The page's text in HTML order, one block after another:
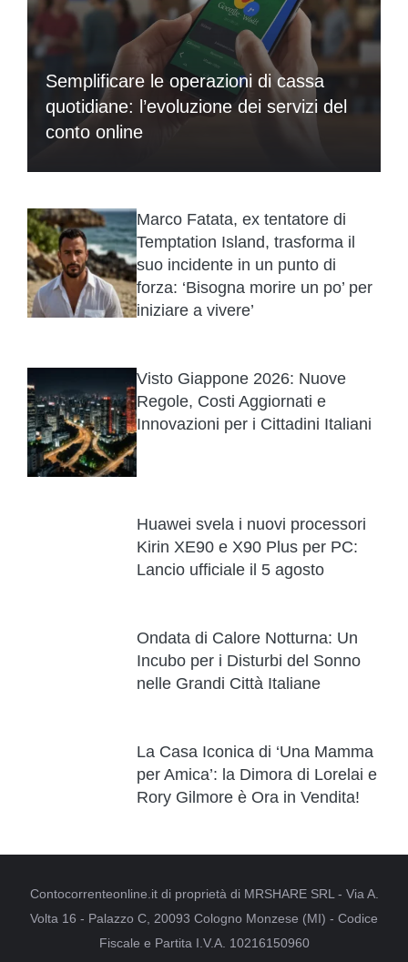
Semplificare le operazioni di cassa
quotidiane: l’evoluzione dei servizi del
conto online
Marco Fatata, ex tentatore di
Temptation Island, trasforma il
suo incidente in un punto di
forza: ‘Bisogna morire un po’ per
iniziare a vivere’
Visto Giappone 2026: Nuove
Regole, Costi Aggiornati e
Innovazioni per i Cittadini Italiani
Huawei svela i nuovi processori
Kirin XE90 e X90 Plus per PC:
Lancio ufficiale il 5 agosto
Ondata di Calore Notturna: Un
Incubo per i Disturbi del Sonno
nelle Grandi Città Italiane
La Casa Iconica di ‘Una Mamma
per Amica’: la Dimora di Lorelai e
Rory Gilmore è Ora in Vendita!
Contocorrenteonline.it di proprietà di MRSHARE SRL - Via A.
Volta 16 - Palazzo C, 20093 Cologno Monzese (MI) - Codice
Fiscale e Partita I.V.A. 10216150960